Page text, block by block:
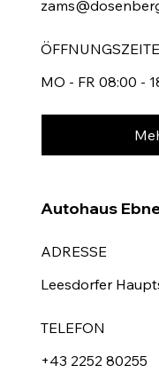
MO - FR 08:00 -
Autohaus
ADRESSE
Leesdorfer
TELEFON
+43 2252 80255